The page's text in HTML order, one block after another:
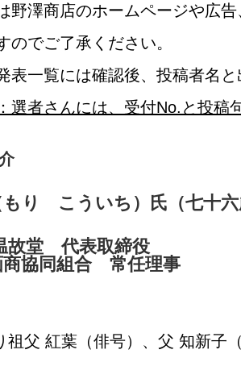
野澤商店のホームページや広
のでご了承ください。
表一覧には確認後、投稿者名と
選者さんには、受付No.と投稿
り こういち）氏（七十六
故堂 代表取締役
商協同組合 常任理事
祖父 紅葉（俳号）、父 知新子